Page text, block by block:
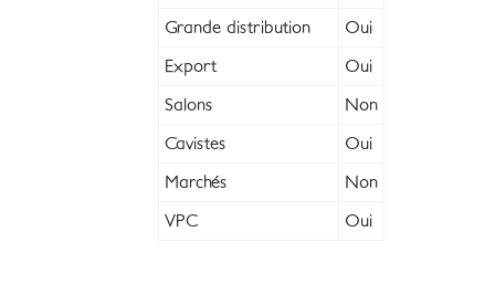
Grande distribution Oui
Export Oui
Salons Non
Cavistes Oui
Marchés Non
VPC Oui